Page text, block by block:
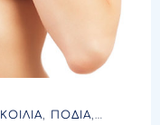
ΚΟΙΛΙΑ ΠΟΔΙΑ